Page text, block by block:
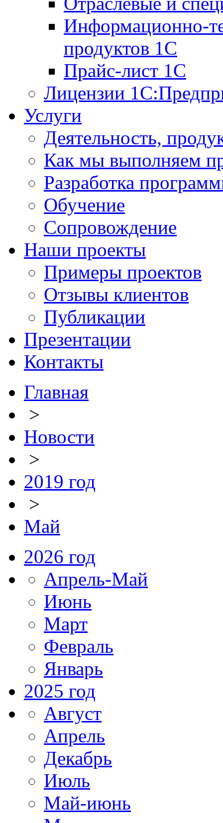
Информационно-
продуктов 1С
Прайс-лист 1С
Лицензии
Услуги
Деятельность,
Как мы выполняем
Разработка
Обучение
Сопровождение
Наши проекты
Примеры проектов
Отзывы клиентов
Публикации
Презентации
Контакты
Главная
>
Новости
>
2019 год
>
Май
2026 год
Апрель-Май
Июнь
Март
Февраль
Январь
2025 год
Август
Апрель
Декабрь
Июль
Май-июнь